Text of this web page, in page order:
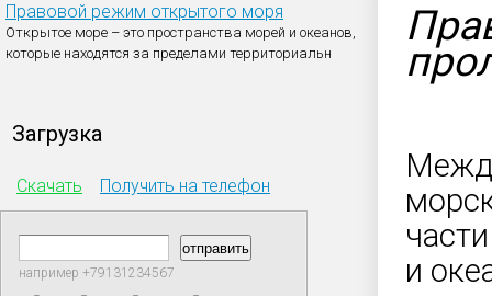
Правовой режим открытого моря
Открытое море – это пространства морей и океанов,
которые находятся за пределами территориальн
Загрузка
Скачать Получить на телефон
например +79131234567
и